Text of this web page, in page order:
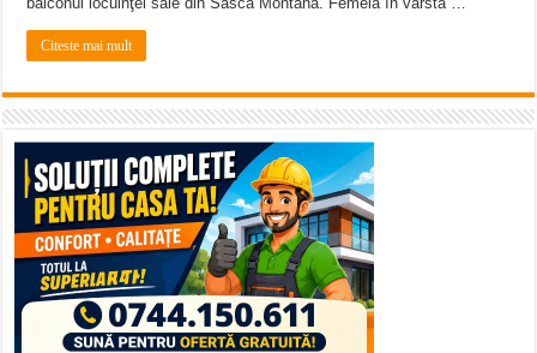
Citeste mai mult